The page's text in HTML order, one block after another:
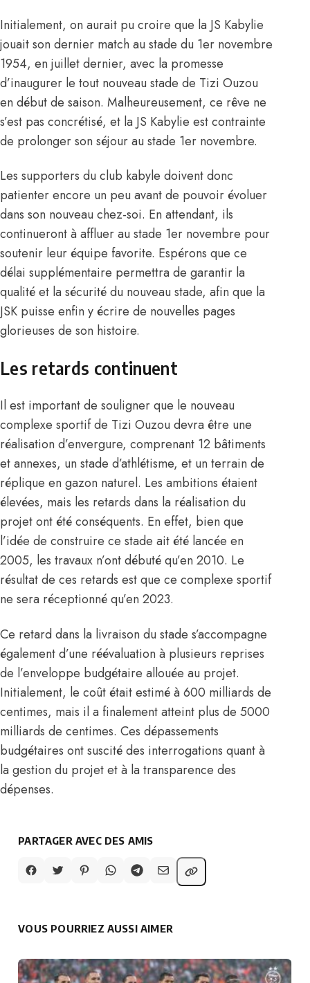
Initialement, on aurait pu croire que la JS Kabylie
jouait son dernier match au stade du 1er novembre
1954, en juillet dernier, avec la promesse
d’inaugurer le tout nouveau stade de Tizi Ouzou
en début de saison. Malheureusement, ce rêve ne
s’est pas concrétisé, et la JS Kabylie est contrainte
de prolonger son séjour au stade 1er novembre.
Les supporters du club kabyle doivent donc
patienter encore un peu avant de pouvoir évoluer
dans son nouveau chez-soi. En attendant, ils
continueront à affluer au stade 1er novembre pour
soutenir leur équipe favorite. Espérons que ce
délai supplémentaire permettra de garantir la
qualité et la sécurité du nouveau stade, afin que la
JSK puisse enfin y écrire de nouvelles pages
glorieuses de son histoire.
Les retards continuent
Il est important de souligner que le nouveau
complexe sportif de Tizi Ouzou devra être une
réalisation d’envergure, comprenant 12 bâtiments
et annexes, un stade d’athlétisme, et un terrain de
réplique en gazon naturel. Les ambitions étaient
élevées, mais les retards dans la réalisation du
projet ont été conséquents. En effet, bien que
l’idée de construire ce stade ait été lancée en
2005, les travaux n’ont débuté qu’en 2010. Le
résultat de ces retards est que ce complexe sportif
ne sera réceptionné qu’en 2023.
Ce retard dans la livraison du stade s’accompagne
également d’une réévaluation à plusieurs reprises
de l’enveloppe budgétaire allouée au projet.
Initialement, le coût était estimé à 600 milliards de
centimes, mais il a finalement atteint plus de 5000
milliards de centimes. Ces dépassements
budgétaires ont suscité des interrogations quant à
la gestion du projet et à la transparence des
dépenses.
PARTAGER AVEC DES AMIS
VOUS POURRIEZ AUSSI AIMER